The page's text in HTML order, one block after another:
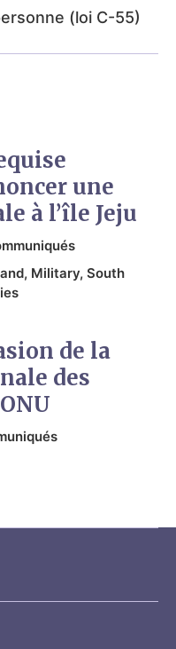
(loi C-55)
une
à l’île Jeju
, Military, South
de la
des